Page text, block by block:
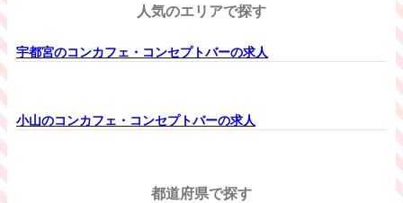
人気のエリアで探す
宇都宮のコンカフェ・コンセプトバーの求人
小山のコンカフェ・コンセプトバーの求人
都道府県で探す